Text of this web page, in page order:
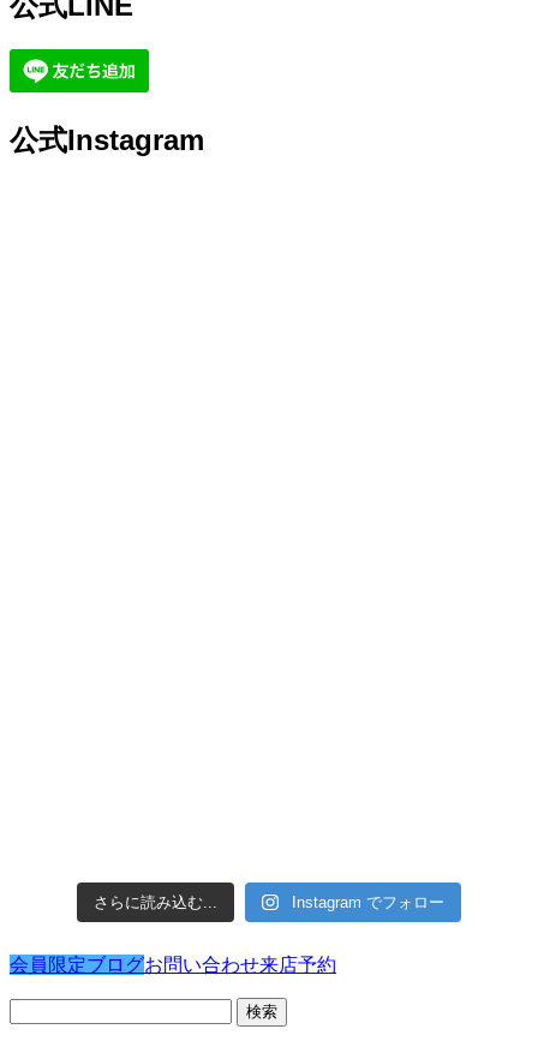
公式Instagram
さらに読み込む... Instagram でフォロー
会員限定ブログお問い合わせ来店予約